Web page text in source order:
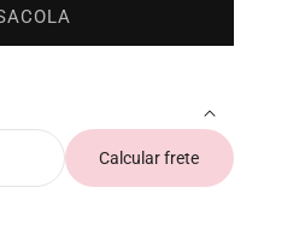
Calcular frete